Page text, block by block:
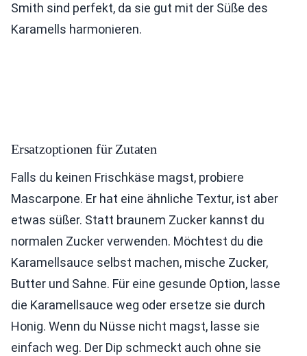
Smith sind perfekt, da sie gut mit der Süße des
Karamells harmonieren.
Ersatzoptionen für Zutaten
Falls du keinen Frischkäse magst, probiere
Mascarpone. Er hat eine ähnliche Textur, ist aber
etwas süßer. Statt braunem Zucker kannst du
normalen Zucker verwenden. Möchtest du die
Karamellsauce selbst machen, mische Zucker,
Butter und Sahne. Für eine gesunde Option, lasse
die Karamellsauce weg oder ersetze sie durch
Honig. Wenn du Nüsse nicht magst, lasse sie
einfach weg. Der Dip schmeckt auch ohne sie